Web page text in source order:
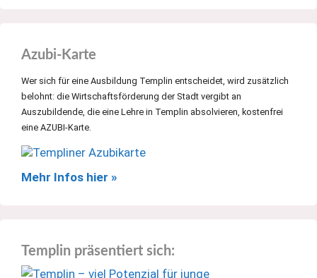
Azubi-Karte
Wer sich für eine Ausbildung Templin entscheidet, wird zusätzlich
belohnt: die Wirtschaftsförderung der Stadt vergibt an
Auszubildende, die eine Lehre in Templin absolvieren, kostenfrei
eine AZUBI-Karte.
Mehr Infos hier »
Templin präsentiert sich: